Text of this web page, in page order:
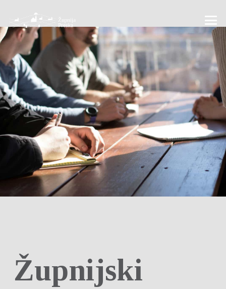
Župnijski